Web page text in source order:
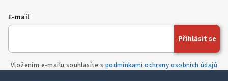
c
v
E-mail
Vložením e-mailu souhlasíte s podmínkami ochrany osobních údajů
Přihlásit se